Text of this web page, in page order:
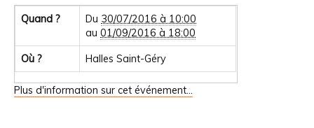
Quand ? Du 30/07/2016 à 10:00
au01/09/2016 à 18:00
Où ? Halles Saint-Géry
Plus d'information sur cet événement…